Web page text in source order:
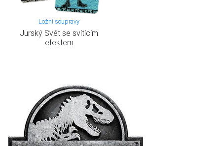
Ložní soupravy
Jurský Svět se svítícím
efektem